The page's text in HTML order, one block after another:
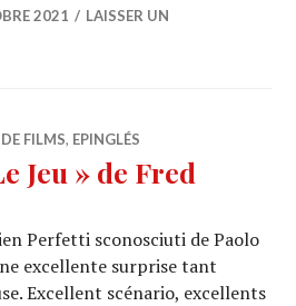
2021
LAISSER UN
FILMS, EPINGLÉS
Jeu » de Fred
Perfetti sconosciuti de Paolo
excellente surprise tant
Excellent scénario, excellents